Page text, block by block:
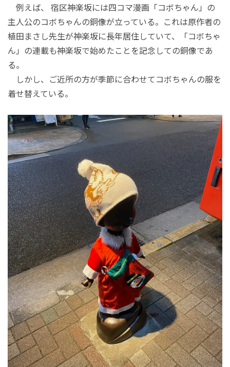
例えば、 宿区神楽坂には四コマ漫画「コボちゃん」の
主人公のコボちゃんの銅像が立っている。これは原作者の
植田まさし先生が神楽坂に長年居住していて、「コボちゃ
ん」の連載も神楽坂で始めたことを記念しての銅像であ
る。
しかし、ご近所の方が季節に合わせてコボちゃんの服を
着せ替えている。